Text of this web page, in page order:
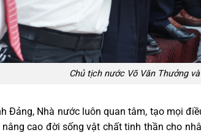
Chủ tịch nước Võ Văn Thưởng
Đảng, Nhà nước luôn quan tâm, tạo mọi
cao đời sống vật chất tinh thần cho